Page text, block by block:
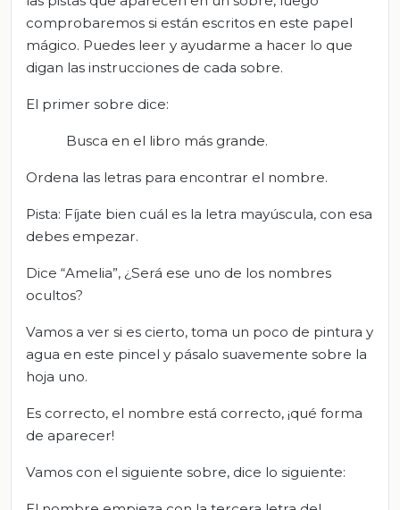
comprobaremos si están escritos en este papel
mágico. Puedes leer y ayudarme a hacer lo que
digan las instrucciones de cada sobre.
El primer sobre dice:
Busca en el libro más grande.
Ordena las letras para encontrar el nombre.
Pista: Fíjate bien cuál es la letra mayúscula, con esa
debes empezar.
Dice “Amelia”, ¿Será ese uno de los nombres
ocultos?
Vamos a ver si es cierto, toma un poco de pintura y
agua en este pincel y pásalo suavemente sobre la
hoja uno.
Es correcto, el nombre está correcto, ¡qué forma
de aparecer!
Vamos con el siguiente sobre, dice lo siguiente: